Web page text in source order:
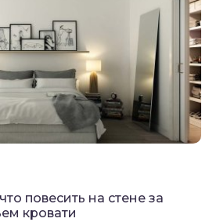
повесить на стене за
кровати